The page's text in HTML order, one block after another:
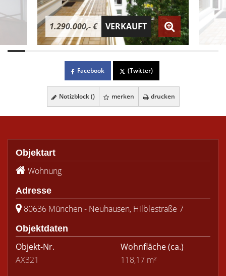
1.290.000,- € VERKAUFT
Facebook (Twitter)
Notizblock () merken drucken
Objektart
Wohnung
Adresse
80636 München - Neuhausen, Hilblestraße 7
Objektdaten
Objekt-Nr.
AX321
Wohnfläche(ca.)
118,17 m²